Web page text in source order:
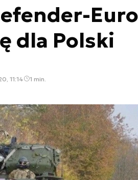
dla Polski
11:14 1 min.